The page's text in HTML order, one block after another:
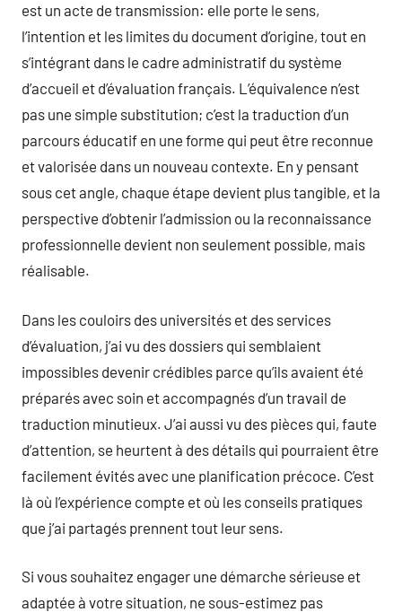
est un acte de transmission: elle porte le sens,
l’intention et les limites du document d’origine, tout en
s’intégrant dans le cadre administratif du système
d’accueil et d’évaluation français. L’équivalence n’est
pas une simple substitution; c’est la traduction d’un
parcours éducatif en une forme qui peut être reconnue
et valorisée dans un nouveau contexte. En y pensant
sous cet angle, chaque étape devient plus tangible, et la
perspective d’obtenir l’admission ou la reconnaissance
professionnelle devient non seulement possible, mais
réalisable.
Dans les couloirs des universités et des services
d’évaluation, j’ai vu des dossiers qui semblaient
impossibles devenir crédibles parce qu’ils avaient été
préparés avec soin et accompagnés d’un travail de
traduction minutieux. J’ai aussi vu des pièces qui, faute
d’attention, se heurtent à des détails qui pourraient être
facilement évités avec une planification précoce. C’est
là où l’expérience compte et où les conseils pratiques
que j’ai partagés prennent tout leur sens.
Si vous souhaitez engager une démarche sérieuse et
adaptée à votre situation, ne sous-estimez pas